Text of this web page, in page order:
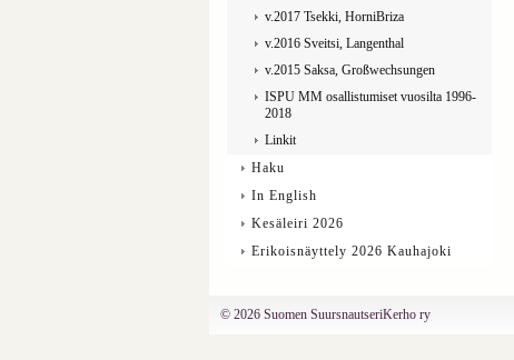
v.2017 Tsekki, HorniBriza
v.2016 Sveitsi, Langenthal
v.2015 Saksa, Großwechsungen
ISPU MM osallistumiset vuosilta 1996-
2018
Linkit
Haku
In English
Kesäleiri 2026
Erikoisnäyttely 2026 Kauhajoki
©2026 Suomen SuursnautseriKerho ry